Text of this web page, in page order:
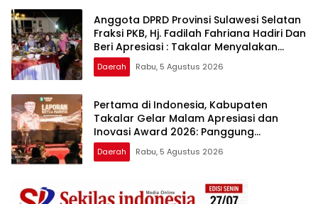
Anggota DPRD Provinsi Sulawesi Selatan
Fraksi PKB, Hj. Fadilah Fahriana Hadiri Dan
Beri Apresiasi : Takalar Menyalakan
Lentera Pengabdian Melalui Malam
Apresiasi dan Inovasi Award 2026
Daerah Rabu, 5 Agustus 2026
Pertama di Indonesia, Kabupaten
Takalar Gelar Malam Apresiasi dan
Inovasi Award 2026: Panggung
Penghargaan bagi Pelayan Publik
Berprestasi
Daerah Rabu, 5 Agustus 2026